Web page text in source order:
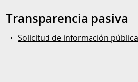
Transparencia pasiva
Solicitud de información pública